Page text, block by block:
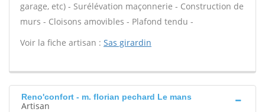
garage, etc) - Surélévation maçonnerie - Construction de
murs - Cloisons amovibles - Plafond tendu -
Voir la fiche artisan : Sas girardin
Reno'confort - m. florian pechard Le mans
Artisan